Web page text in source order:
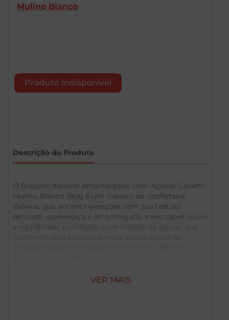
Mulino Bianco
Produto Indisponível
Descrição do Produto
O Biscoito Italiano Amanteigado com Açúcar Galletti
Mulino Bianco 180g é um clássico da confeitaria
italiana, que encanta gerações com sua textura
delicada, quebradiça e amanteigada, e seu sabor suave
e equilibrado, polvilhado com cristais de açúcar que
farinha de trigo, manteiga e ovos, resultando em um
VER MAIS